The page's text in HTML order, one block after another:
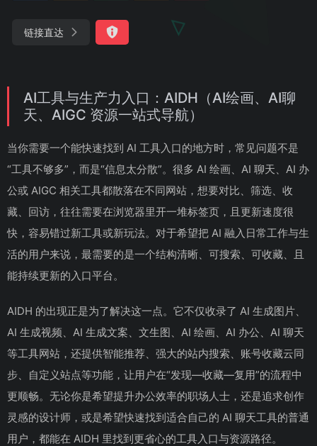
链接直达
AI工具与生产力入口：AIDH（AI绘画、AI聊
天、AIGC 资源一站式导航）
当你需要一个能快速找到 AI 工具入口的地方时，常见问题不是
“工具不够多”，而是“信息太分散”。很多 AI 绘画、AI 聊天、AI 办
公或 AIGC 相关工具都散落在不同网站，想要对比、筛选、收
藏、回访，往往需要在浏览器里开一堆标签页，且更新速度很
快，容易错过新工具或新玩法。对于希望把 AI 融入日常工作与生
活的用户来说，最需要的是一个结构清晰、可搜索、可收藏、且
能持续更新的入口平台。
AIDH 的出现正是为了解决这一点。它不仅收录了 AI 生成图片、
AI 生成视频、AI 生成文案、文生图、AI 绘画、AI 办公、AI 聊天
等工具网站，还提供智能推荐、强大的站内搜索、账号收藏云同
步、自定义站点等功能，让用户在“发现—收藏—复用”的流程中
更顺畅。无论你是希望提升办公效率的职场人士，还是追求创作
灵感的设计师，或是希望快速找到适合自己的 AI 聊天工具的普通
用户，都能在 AIDH 里找到更省心的工具入口与资源路径。